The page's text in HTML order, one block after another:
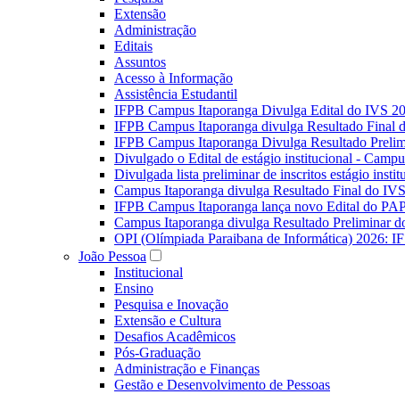
Extensão
Administração
Editais
Assuntos
Acesso à Informação
Assistência Estudantil
IFPB Campus Itaporanga Divulga Edital do IVS
IFPB Campus Itaporanga divulga Resultado Final
IFPB Campus Itaporanga Divulga Resultado
Divulgado o Edital de estágio institucional -
Divulgada lista preliminar de inscritos estágio
Campus Itaporanga divulga Resultado Final do
IFPB Campus Itaporanga lança novo Edital do
Campus Itaporanga divulga Resultado Preliminar
OPI (Olímpiada Paraibana de Informática) 2026:
João Pessoa
Institucional
Ensino
Pesquisa e Inovação
Extensão e Cultura
Desafios Acadêmicos
Pós-Graduação
Administração e Finanças
Gestão e Desenvolvimento de Pessoas